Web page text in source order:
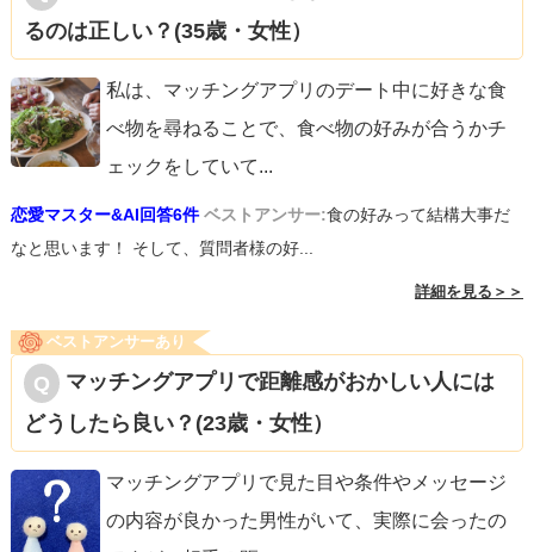
るのは正しい？(35歳・女性）
私は、マッチングアプリのデート中に好きな食
べ物を尋ねることで、食べ物の好みが合うかチ
ェックをしていて...
恋愛マスター&AI回答6件 ベストアンサー:食の好みって結構大事だ
なと思います！ そして、質問者様の好...
詳細を見る＞＞
ベストアンサーあり
マッチングアプリで距離感がおかしい人には
どうしたら良い？(23歳・女性）
マッチングアプリで見た目や条件やメッセージ
の内容が良かった男性がいて、実際に会ったの